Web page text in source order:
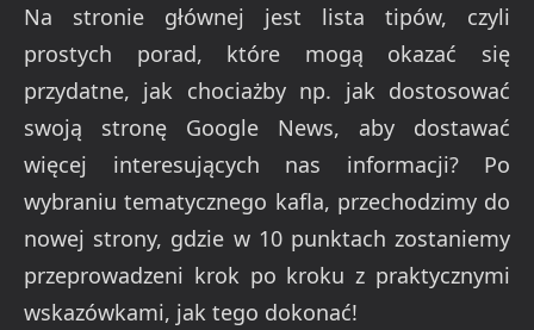
Na stronie głównej jest lista tipów, czyli
prostych porad, które mogą okazać się
przydatne, jak chociażby np. jak dostosować
swoją stronę Google News, aby dostawać
więcej interesujących nas informacji? Po
wybraniu tematycznego kafla, przechodzimy do
nowej strony, gdzie w 10 punktach zostaniemy
przeprowadzeni krok po kroku z praktycznymi
wskazówkami, jak tego dokonać!